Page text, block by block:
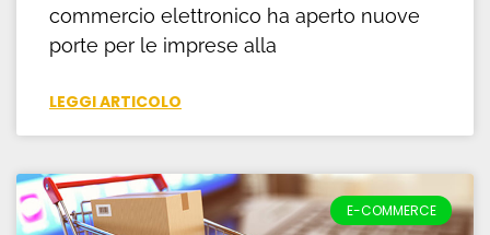
commercio elettronico ha aperto nuove
porte per le imprese alla
LEGGI ARTICOLO
E-COMMERCE